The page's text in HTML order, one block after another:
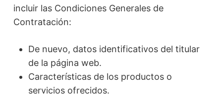
incluir las Condiciones Generales de
Contratación:
De nuevo, datos identificativos del titular
de la página web.
Características de los productos o
servicios ofrecidos.